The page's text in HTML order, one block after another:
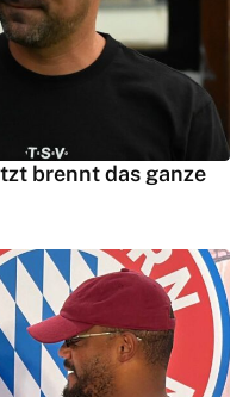
brennt das ganze